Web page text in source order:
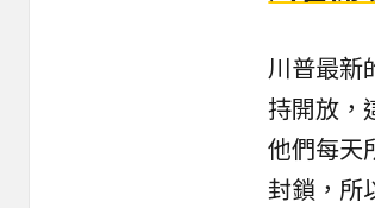
川普最新
持開放，
他們每天
封鎖，所